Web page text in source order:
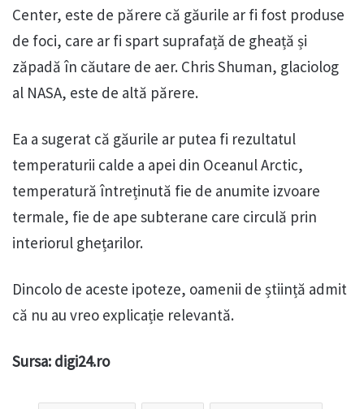
Center, este de părere că găurile ar fi fost produse
de foci, care ar fi spart suprafață de gheață și
zăpadă în căutare de aer. Chris Shuman, glaciolog
al NASA, este de altă părere.
Ea a sugerat că găurile ar putea fi rezultatul
temperaturii calde a apei din Oceanul Arctic,
temperatură întreținută fie de anumite izvoare
termale, fie de ape subterane care circulă prin
interiorul ghețarilor.
Dincolo de aceste ipoteze, oamenii de știință admit
că nu au vreo explicație relevantă.
Sursa: digi24.ro